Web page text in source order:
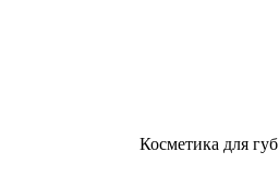
Косметика для губ